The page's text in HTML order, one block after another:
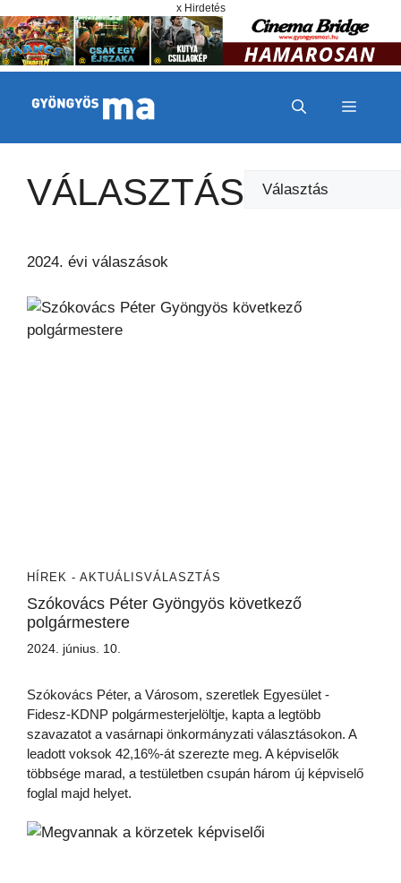
x Hirdetés
MENÜ
VÁLASZTÁS Kategóriák
2024. évi válaszások
HÍREK - AKTUÁLISVÁLASZTÁS
Szókovács Péter Gyöngyös következő
polgármestere
2024. június. 10.
Szókovács Péter, a Városom, szeretlek Egyesület -
Fidesz-KDNP polgármesterjelöltje, kapta a legtöbb
szavazatot a vasárnapi önkormányzati választásokon. A
leadott voksok 42,16%-át szerezte meg. A képviselők
többsége marad, a testületben csupán három új képviselő
foglal majd helyet.